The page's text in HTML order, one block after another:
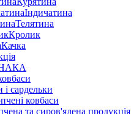
Індичатина
Телятина
Кролик
Качка
і сардельки
ковбаси
та сиров'ялена продукція